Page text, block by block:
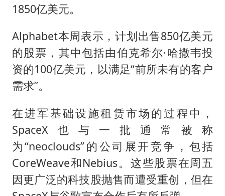
1850亿美元。
Alphabet本周表示，计划出售850亿美元
的股票，其中包括由伯克希尔·哈撒韦投
资的100亿美元，以满足“前所未有的客户
需求”。
在进军基础设施租赁市场的过程中，
SpaceX也与一批通常被称
为“neoclouds”的公司展开竞争，包括
CoreWeave和Nebius。这些股票在周五
因更广泛的科技股抛售而遭受重创，但在